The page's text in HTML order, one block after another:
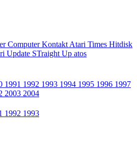
Computer Kontakt Atari Times Hitdisk
Update STraight Up atos
1991 1992 1993 1994 1995 1996 1997
2003 2004
1992 1993